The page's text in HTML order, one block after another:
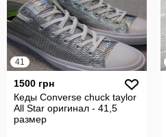
41
1500 грн
Кеды Converse сhuck taylor
All Star оригинал - 41,5
размер